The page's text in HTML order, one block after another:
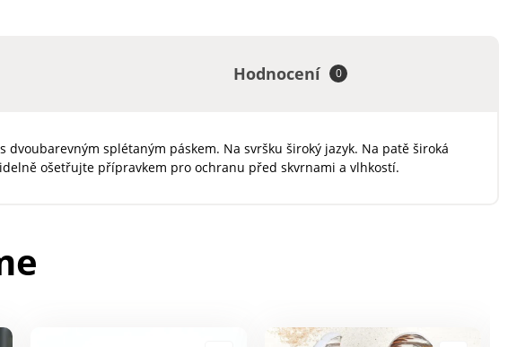
Hodnocení 0
splétaným páskem. Na svršku široký jazyk. Na patě široká
ošetřujte přípravkem pro ochranu před skvrnami a vlhkostí.